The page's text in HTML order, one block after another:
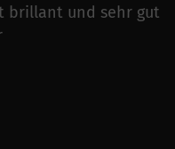
brillant und sehr gut